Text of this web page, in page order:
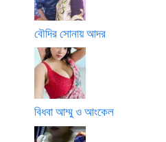
বৌদির সোনায় আদর
বিধবা আম্মু ও আংকেল